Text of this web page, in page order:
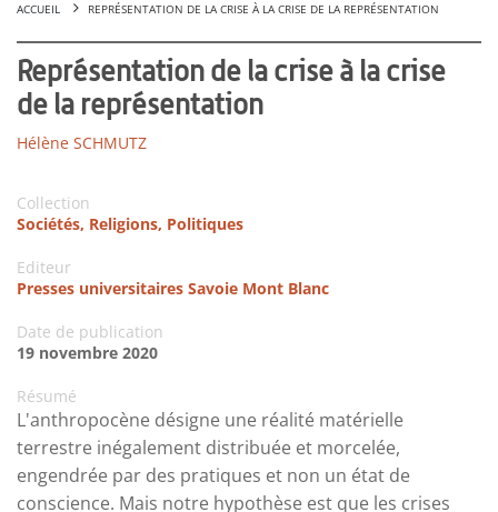
ACCUEIL REPRÉSENTATION DE LA CRISE À LA CRISE DE LA REPRÉSENTATION
Représentation de la crise à la crise
de la représentation
Hélène SCHMUTZ
Collection
Sociétés, Religions, Politiques
Editeur
Presses universitaires Savoie Mont Blanc
Date de publication
19 novembre 2020
Résumé
L'anthropocène désigne une réalité matérielle
terrestre inégalement distribuée et morcelée,
engendrée par des pratiques et non un état de
conscience. Mais notre hypothèse est que les crises